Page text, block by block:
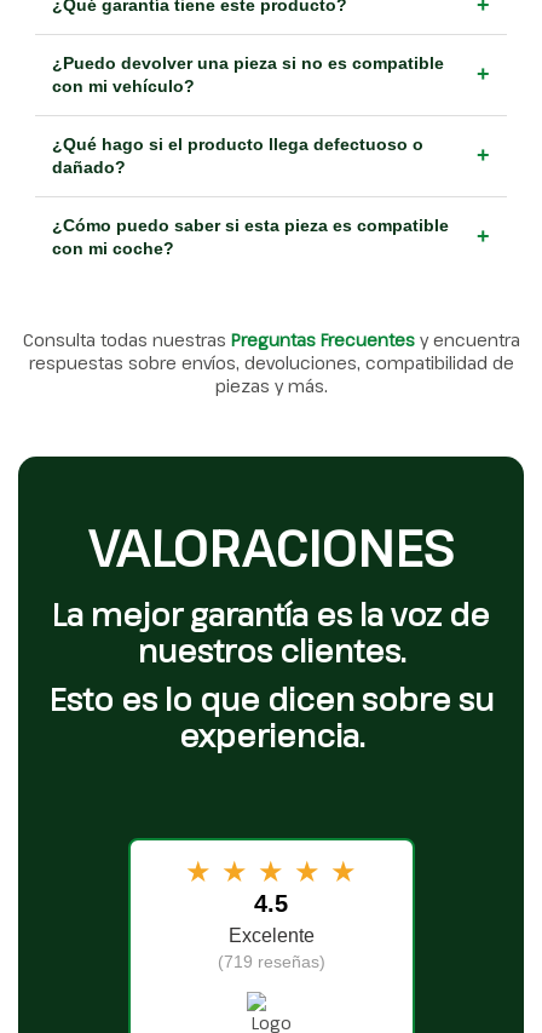
¿Qué garantía tiene este producto?
¿Puedo devolver una pieza si no es compatible
con mi vehículo?
+
¿Qué hago si el producto llega defectuoso o
dañado?
+
¿Cómo puedo saber si esta pieza es compatible
con mi coche?
+
Consulta todas nuestras Preguntas Frecuentes y encuentra
respuestas sobre envíos, devoluciones, compatibilidad de
piezas y más.
VALORACIONES
La mejor garantía es la voz de
nuestros clientes.
Esto es lo que dicen sobre su
experiencia.
★ ★ ★ ★ ★
4.5
Excelente
(719 reseñas)